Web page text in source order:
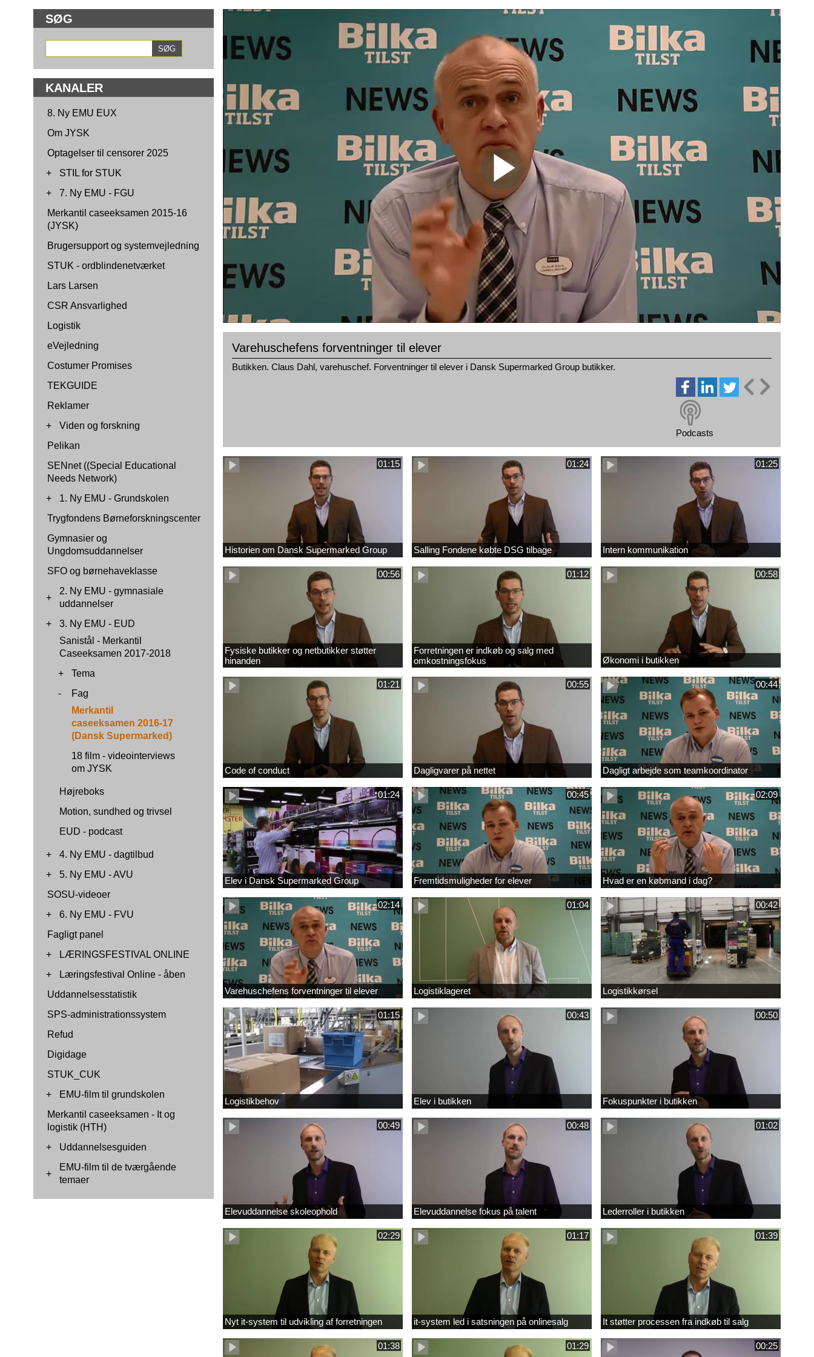
SØG
KANALER
8. Ny EMU EUX
Om JYSK
Optagelser til censorer 2025
+
STIL for STUK
+
7. Ny EMU - FGU
Merkantil caseeksamen 2015-16
(JYSK)
Brugersupport og systemvejledning
STUK - ordblindenetværket
Lars Larsen
CSR Ansvarlighed
Logistik
eVejledning
Costumer Promises
TEKGUIDE
Reklamer
+
Viden og forskning
Pelikan
SENnet ((Special Educational
Needs Network)
+
1. Ny EMU - Grundskolen
Trygfondens Børneforskningscenter
Gymnasier og
Ungdomsuddannelser
SFO og børnehaveklasse
+
2. Ny EMU - gymnasiale
uddannelser
+
3. Ny EMU - EUD
Sanistål - Merkantil
Caseeksamen 2017-2018
+
Tema
-
Fag
Merkantil
caseeksamen 2016-17
(Dansk Supermarked)
18 film - videointerviews
om JYSK
Højreboks
Motion, sundhed og trivsel
EUD - podcast
+
4. Ny EMU - dagtilbud
+
5. Ny EMU - AVU
SOSU-videoer
+
6. Ny EMU - FVU
Fagligt panel
+
LÆRINGSFESTIVAL ONLINE
+
Læringsfestival Online - åben
Uddannelsesstatistik
SPS-administrationssystem
Refud
Digidage
STUK_CUK
+
EMU-film til grundskolen
Merkantil caseeksamen - It og
logistik (HTH)
+
Uddannelsesguiden
+
EMU-film til de tværgående
temaer
Varehuschefens forventninger til elever
Butikken. Claus Dahl, varehuschef. Forventninger til elever i Dansk Supermarked Group butikker.
Podcasts
01:15
Historien om Dansk Supermarked Group
01:24
Salling Fondene købte DSG tilbage
01:25
Intern kommunikation
00:56
Fysiske butikker og netbutikker støtter
hinanden
01:12
Forretningen er indkøb og salg med
omkostningsfokus
00:58
Økonomi i butikken
01:21
Code of conduct
00:55
Dagligvarer på nettet
00:44
Dagligt arbejde som teamkoordinator
01:24
Elev i Dansk Supermarked Group
00:45
Fremtidsmuligheder for elever
02:09
Hvad er en købmand i dag?
02:14
Varehuschefens forventninger til elever
01:04
Logistiklageret
00:42
Logistikkørsel
01:15
Logistikbehov
00:43
Elev i butikken
00:50
Fokuspunkter i butikken
00:49
Elevuddannelse skoleophold
00:48
Elevuddannelse fokus på talent
01:02
Lederroller i butikken
02:29
Nyt it-system til udvikling af forretningen
01:17
it-system led i satsningen på onlinesalg
01:39
It støtter processen fra indkøb til salg
01:38 01:29 00:25